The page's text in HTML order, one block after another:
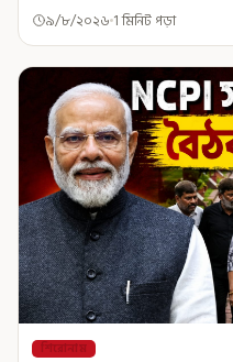
৯/৮/২০২৬ 1 মিনিট পড়া
শিরোনাম